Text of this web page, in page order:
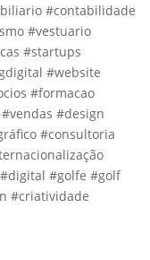
#contabilidade
#vestuario
#startups
#website
#formacao
#design
#consultoria
#golfe #golf
#criatividade